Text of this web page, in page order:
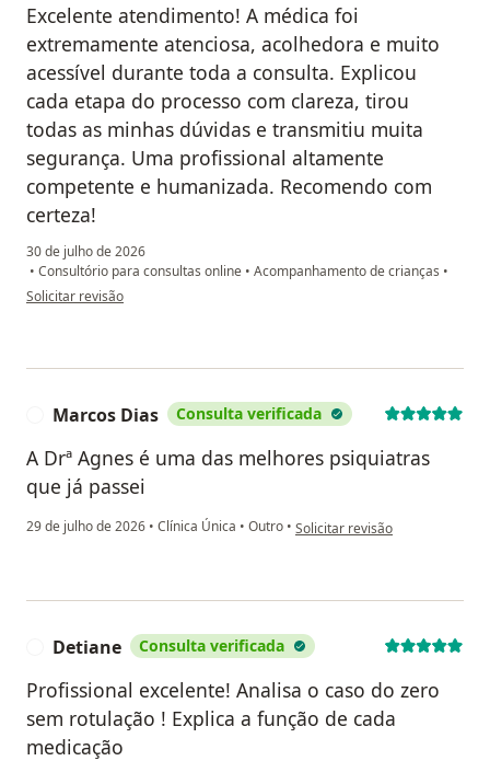
Excelente atendimento! A médica foi
extremamente atenciosa, acolhedora e muito
acessível durante toda a consulta. Explicou
cada etapa do processo com clareza, tirou
todas as minhas dúvidas e transmitiu muita
segurança. Uma profissional altamente
competente e humanizada. Recomendo com
certeza!
30 de julho de 2026
• Consultório para consultas online • Acompanhamento de crianças •
na opinião do utilizador LM
Solicitar revisão
Marcos Dias Consulta verificada
A Drª Agnes é uma das melhores psiquiatras
que já passei
29 de julho de 2026 • Clínica Única • Outro • na opinião do utilizador Marcos
Solicitar revisão
Detiane Consulta verificada
Profissional excelente! Analisa o caso do zero
sem rotulação ! Explica a função de cada
medicação